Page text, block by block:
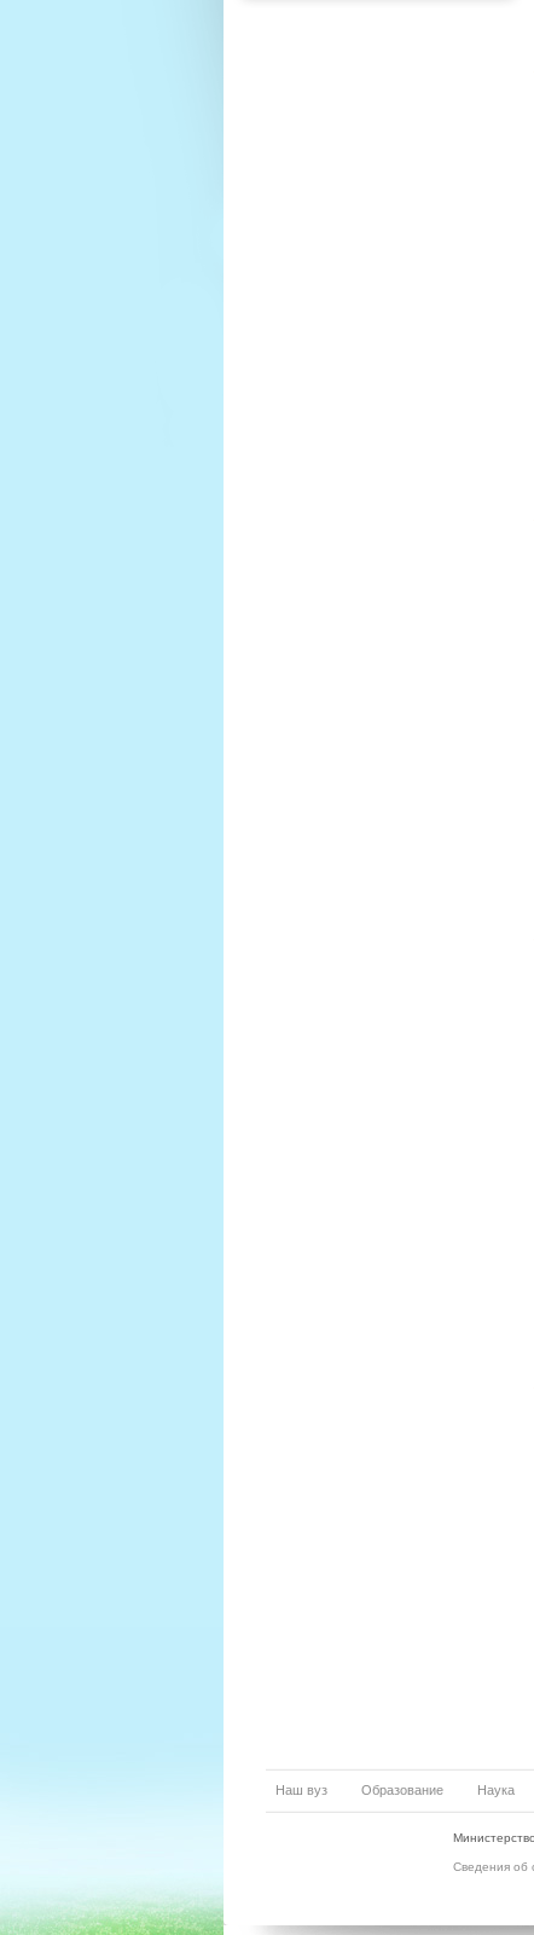
Наш вуз Образование Наука
Сведения об